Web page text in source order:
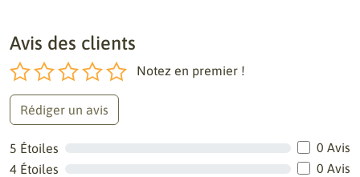
Avis des clients
Notez en premier !
Rédiger un avis
5 Étoiles
0 Avis
4 Étoiles
0 Avis